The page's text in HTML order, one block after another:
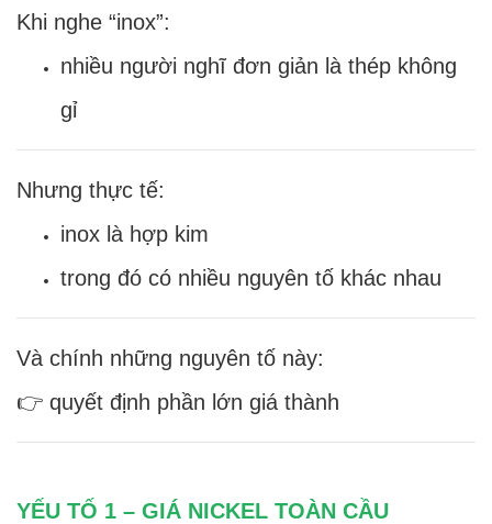
Khi nghe “inox”:
nhiều người nghĩ đơn giản là thép không
gỉ
Nhưng thực tế:
inox là hợp kim
trong đó có nhiều nguyên tố khác nhau
Và chính những nguyên tố này:
👉 quyết định phần lớn giá thành
YẾU TỐ 1 – GIÁ NICKEL TOÀN CẦU